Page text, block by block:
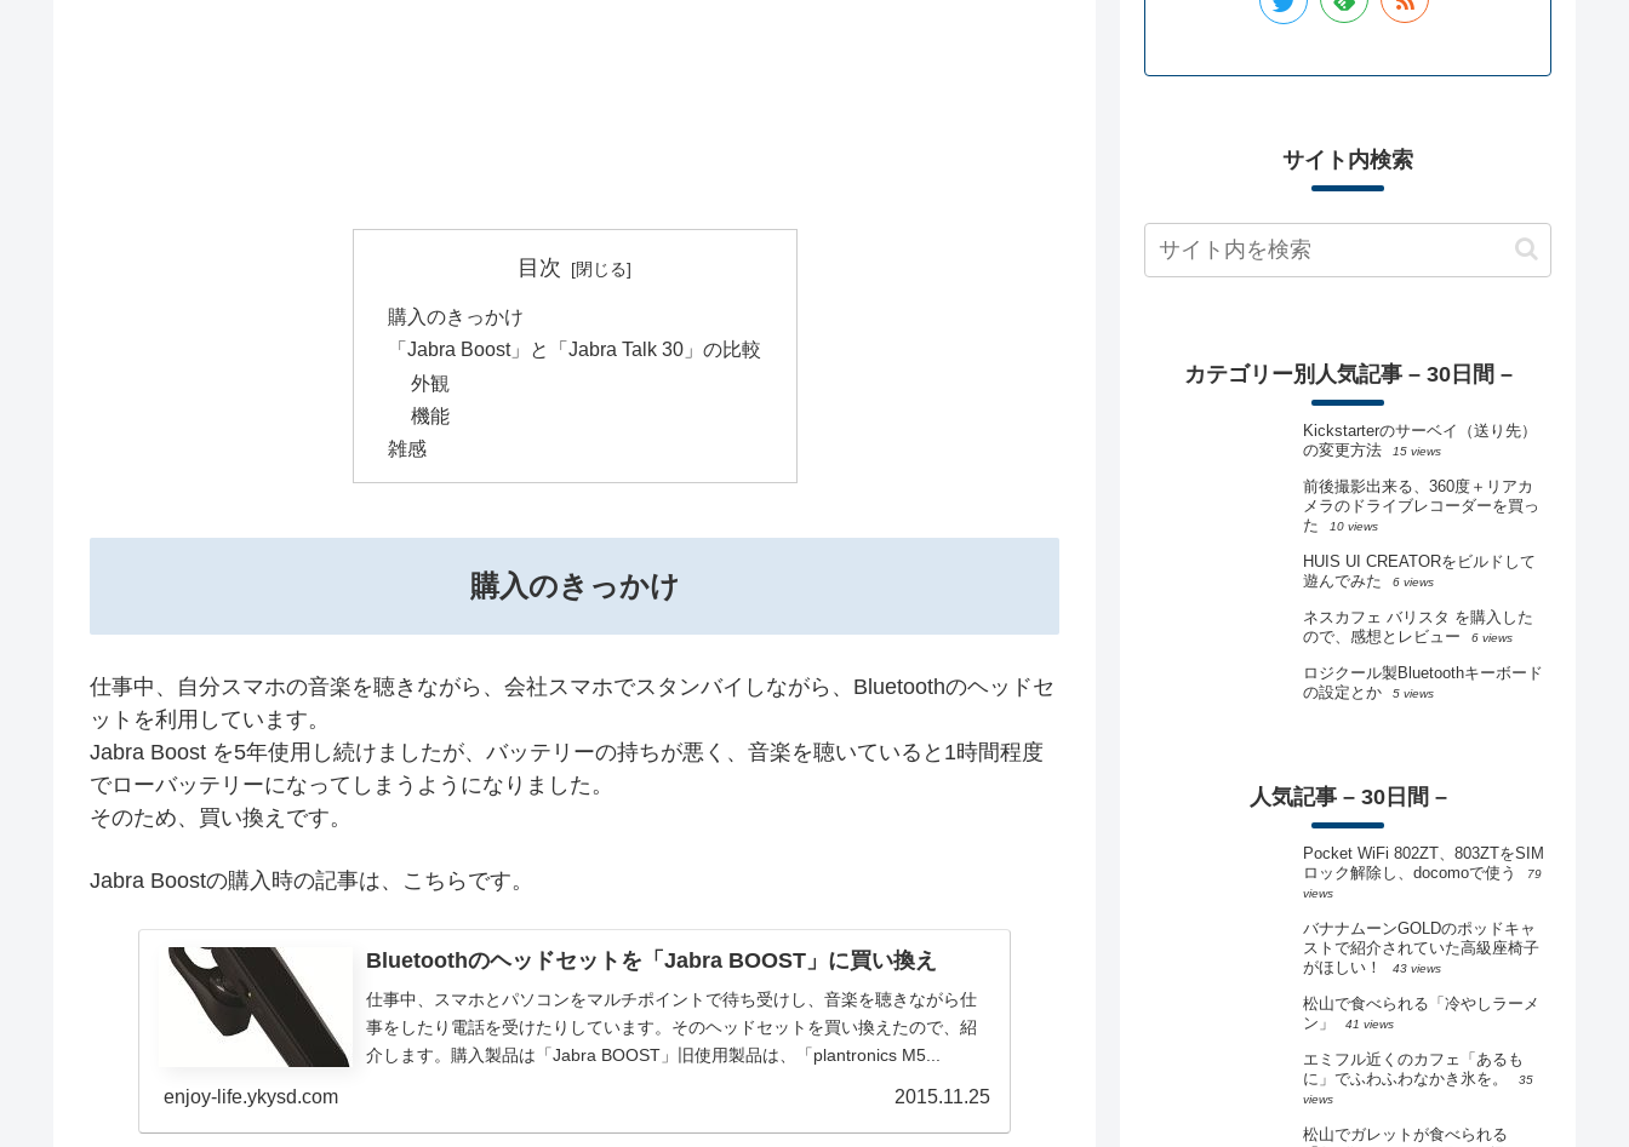
目次
購入のきっかけ
「Jabra Boost」と「Jabra Talk 30」の比較
外観
機能
雑感
購入のきっかけ
仕事中、自分スマホの音楽を聴きながら、会社スマホでスタンバイしながら、Bluetoothのヘッドセ
ットを利用しています。
Jabra Boost を5年使用し続けましたが、バッテリーの持ちが悪く、音楽を聴いていると1時間程度
でローバッテリーになってしまうようになりました。
そのため、買い換えです。
Jabra Boostの購入時の記事は、こちらです。
Bluetoothのヘッドセットを「Jabra BOOST」に買い換え
仕事中、スマホとパソコンをマルチポイントで待ち受けし、音楽を聴きながら仕
事をしたり電話を受けたりしています。そのヘッドセットを買い換えたので、紹
介します。購入製品は「Jabra BOOST」旧使用製品は、「plantronics M5...
enjoy-life.ykysd.com 2015.11.25
サイト内検索
カテゴリー別人気記事 – 30日間 –
Kickstarterのサーベイ（送り先）
の変更方法
15 views
前後撮影出来る、360度＋リアカ
メラのドライブレコーダーを買っ
た
10 views
HUIS UI CREATORをビルドして
遊んでみた
6 views
ネスカフェ バリスタ を購入した
ので、感想とレビュー
6 views
ロジクール製Bluetoothキーボード
の設定とか
5 views
人気記事 – 30日間 –
Pocket WiFi 802ZT、803ZTをSIM
ロック解除し、docomoで使う
79
views
バナナムーンGOLDのポッドキャ
ストで紹介されていた高級座椅子
がほしい！
43 views
松山で食べられる「冷やしラーメ
ン」
41 views
エミフル近くのカフェ「あるも
に」でふわふわなかき氷を。
35
views
松山でガレットが食べられる